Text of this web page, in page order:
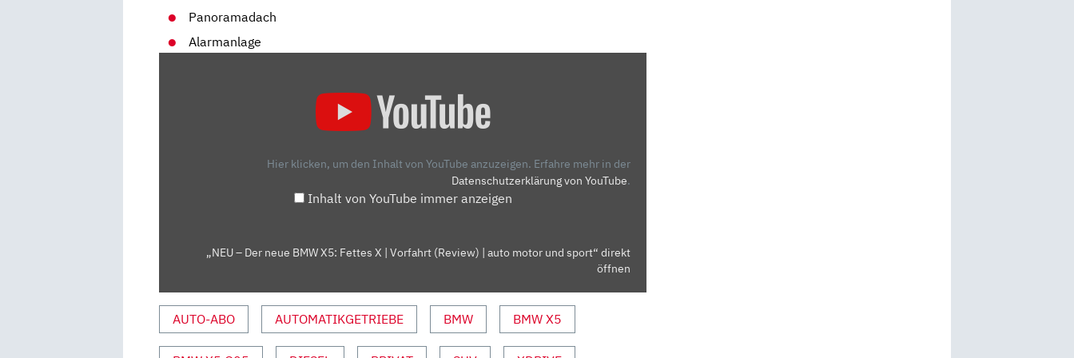
Panoramadach
Alarmanlage
(REVIEW)
AUTO
MOTOR
UND
SPORT“
Hier klicken, um den Inhalt von YouTube anzuzeigen. Erfahre mehr in der
Datenschutzerklärung von YouTube.
Inhalt von YouTube immer anzeigen
„NEU – Der neue BMW X5: Fettes X | Vorfahrt (Review) | auto motor und sport“ direkt
öffnen
AUTO-ABO AUTOMATIKGETRIEBE BMW BMW X5